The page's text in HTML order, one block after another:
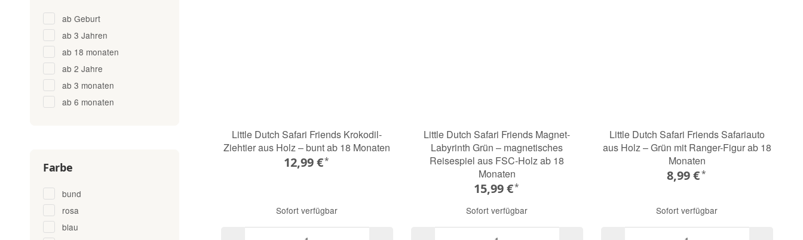
Little Dutch Safari Friends Krokodil-
Ziehtier aus Holz – bunt ab 18 Monaten
12,99 €*
Sofort verfügbar
Little Dutch Safari Friends Magnet-
Labyrinth Grün – magnetisches
Reisespiel aus FSC-Holz ab 18
Monaten
15,99 €*
Sofort verfügbar
Little Dutch Safari Friends Safariauto
aus Holz – Grün mit Ranger-Figur ab 18
Monaten
8,99 €*
Sofort verfügbar
ab Geburt
ab 3 Jahren
ab 18 monaten
ab 2 Jahre
ab 3 monaten
ab 6 monaten
Farbe
bund
rosa
blau